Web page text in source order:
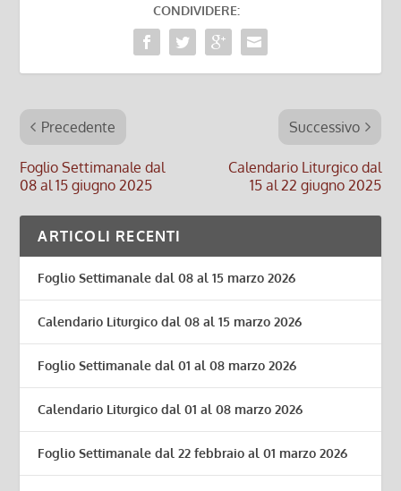
CONDIVIDERE:
Precedente
Foglio Settimanale dal
08 al 15 giugno 2025
Successivo
Calendario Liturgico dal
15 al 22 giugno 2025
ARTICOLI RECENTI
Foglio Settimanale dal 08 al 15 marzo 2026
Calendario Liturgico dal 08 al 15 marzo 2026
Foglio Settimanale dal 01 al 08 marzo 2026
Calendario Liturgico dal 01 al 08 marzo 2026
Foglio Settimanale dal 22 febbraio al 01 marzo 2026